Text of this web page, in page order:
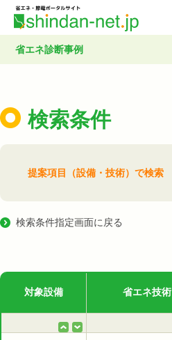
省エネ診断事例
検索条件
提案項目（設備・技術）で検索
検索条件指定画面に戻る
対象設備 省エネ技術